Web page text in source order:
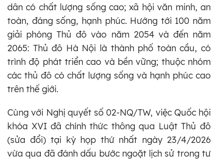
dân có chất lượng sống cao; xã hội văn minh, an
toàn, đáng sống, hạnh phúc. Hướng tới 100 năm
giải phóng Thủ đô vào năm 2054 và đến năm
2065: Thủ đô Hà Nội là thành phố toàn cầu, có
trình độ phát triển cao và bền vững; thuộc nhóm
các thủ đô có chất lượng sống và hạnh phúc cao
trên thế giới.
Cùng với Nghị quyết số 02-NQ/TW, việc Quốc hội
khóa XVI đã chính thức thông qua Luật Thủ đô
(sửa đổi) tại kỳ họp thứ nhất ngày 23/4/2026
vừa qua đã đánh dấu bước ngoặt lịch sử trong tư